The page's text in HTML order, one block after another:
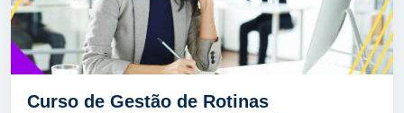
Curso de Gestão de Rotinas